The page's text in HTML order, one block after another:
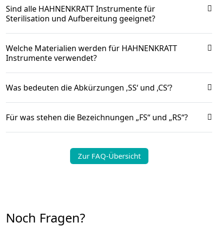
Sind alle HAHNENKRATT Instrumente für
Sterilisation und Aufbereitung geeignet?
Welche Materialien werden für HAHNENKRATT
Instrumente verwendet?
Was bedeuten die Abkürzungen ‚SS‘ und ‚CS‘?
Für was stehen die Bezeichnungen „FS“ und „RS“?
Zur FAQ-Übersicht
Noch Fragen?